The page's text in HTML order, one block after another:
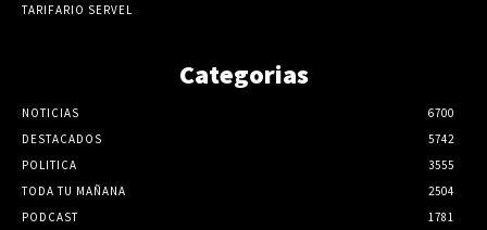
TARIFARIO SERVEL
Categorias
NOTICIAS
6700
DESTACADOS
5742
POLITICA
3555
TODA TU MAÑANA
2504
PODCAST
1781